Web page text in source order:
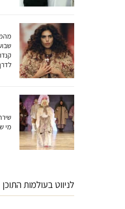
מי
לניווט בעולמות התוכן